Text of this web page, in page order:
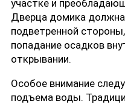
участке и
Дверца домика должна
подветренной
попадание осадков
открывании.
Особое внимание
подъема воды.